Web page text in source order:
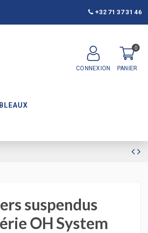
+32 71 37 31 46
CONNEXION
0
PANIER
suspendus
OH System